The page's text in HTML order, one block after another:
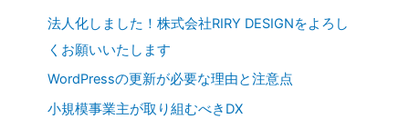
法人化しました！株式会社RIRY DESIGNをよろし
くお願いいたします
WordPressの更新が必要な理由と注意点
小規模事業主が取り組むべきDX